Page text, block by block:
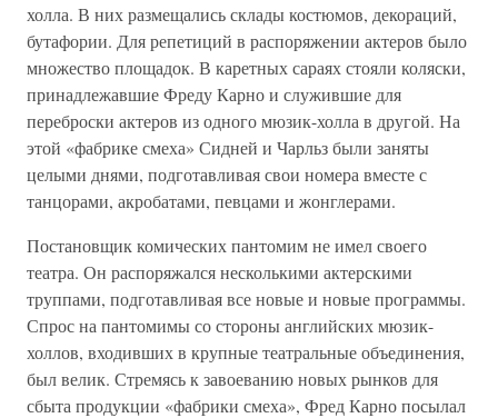
холла. В них размещались склады костюмов, декораций,
бутафории. Для репетиций в распоряжении актеров было
множество площадок. В каретных сараях стояли коляски,
принадлежавшие Фреду Карно и служившие для
переброски актеров из одного мюзик-холла в другой. На
этой «фабрике смеха» Сидней и Чарльз были заняты
целыми днями, подготавливая свои номера вместе с
танцорами, акробатами, певцами и жонглерами.
Постановщик комических пантомим не имел своего
театра. Он распоряжался несколькими актерскими
труппами, подготавливая все новые и новые программы.
Спрос на пантомимы со стороны английских мюзик-
холлов, входивших в крупные театральные объединения,
был велик. Стремясь к завоеванию новых рынков для
сбыта продукции «фабрики смеха», Фред Карно посылал